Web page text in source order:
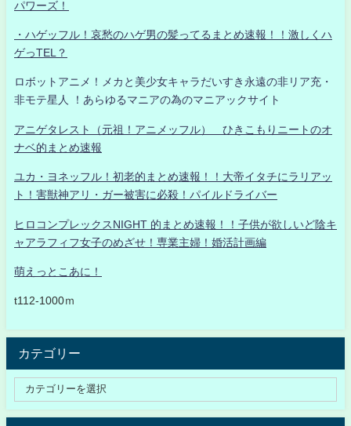
パワーズ！
・ハゲッフル！哀愁のハゲ男の髪ってるまとめ速報！！激しくハ
ゲっTEL？
ロボットアニメ！メカと美少女キャラだいすき永遠の非リア充・
非モテ星人 ！あらゆるマニアの為のマニアックサイト
アニゲタレスト（元祖！アニメッフル） ひきこもりニートのオ
ナベ的まとめ速報
ユカ・ヨネッフル！初老的まとめ速報！！大帝イタチにラリアッ
ト！害獣神アリ・ガー被害に必殺！パイルドライバー
ヒロコンプレックスNIGHT 的まとめ速報！！子供が欲しいど陰キ
ャアラフィフ女子のめざせ！専業主婦！婚活計画編
萌えっとこあに！
t112-1000ｍ
カテゴリー